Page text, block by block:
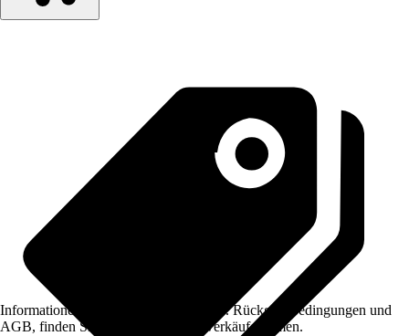
Informationen des Verkäufers, wie z. B. Rückgabebedingungen und
AGB, finden Sie bei Klick auf den Verkäufernamen.